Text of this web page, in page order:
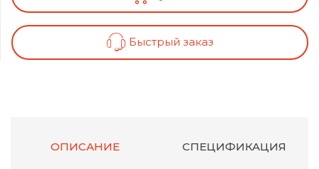
Быстрый заказ
ОПИСАНИЕ СПЕЦИФИКАЦИЯ